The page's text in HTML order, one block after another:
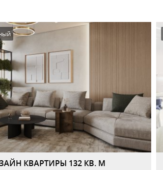
КВАРТИРЫ 132 КВ. М